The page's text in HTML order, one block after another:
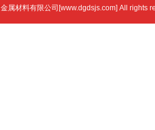
属材料有限公司[www.dgdsjs.com] All rights